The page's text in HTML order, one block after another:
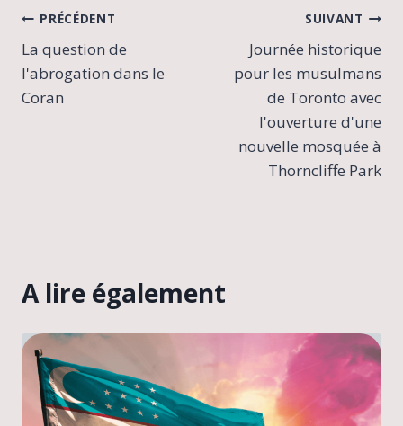
Navigation
de
l’article
PRÉCÉDENT
La question de
l'abrogation dans le
Coran
SUIVANT
Journée historique
pour les musulmans
de Toronto avec
l'ouverture d'une
nouvelle mosquée à
Thorncliffe Park
A lire également